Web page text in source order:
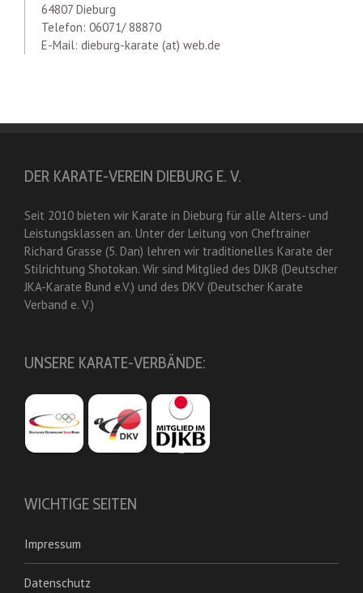
64807 Dieburg
Telefon: 06071/ 88870
E-Mail: dieburg-karate (at) web.de
DER KARATE-VEREIN DIEBURG E. V.
Seit 2010 bieten wir Karate in Dieburg für alle Alters- und
Leistungsklassen an. Unter der Leitung von Cheftrainer
Richard Grasse (5. Dan) lehren wir traditionelles Karate der
Stilrichtung Shotokan. Wir sind Mitglied des DJKB (Deutscher
JKA-Karate Bund e.V.) und des DKV (Deutscher Karate
Verband e. V.)
UNSERE KARATE-VERBÄNDE:
WICHTIGE SEITEN
Impressum
Datenschutz